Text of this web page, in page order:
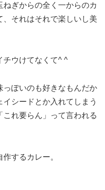
ぎからの全く一からのカ
、それはそれで楽しいし美
チウけてなくて^ ^
っぽいのも好きなもんだか
シードとか入れてしまう
れ要らん」って言われる
するカレー。